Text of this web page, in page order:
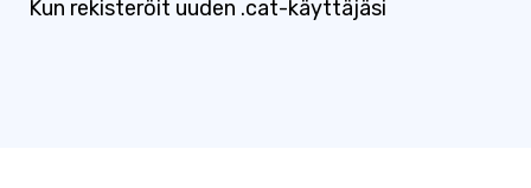
Kun rekisteröit uuden .cat-käyttäjäsi